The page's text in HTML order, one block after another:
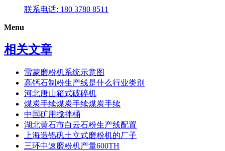
联系电话: 180 3780 8511
Menu
相关文章
雷蒙磨粉机系统示意图
高钙石制粉生产线是什么行业类别
河北唐山箱式破碎机
煤炭手续煤炭手续煤炭手续
中国矿用搅拌桶
湖北黄石市白云石粉生产线配置
上海造铝矾土立式磨粉机的厂子
三环中速磨粉机产量600TH